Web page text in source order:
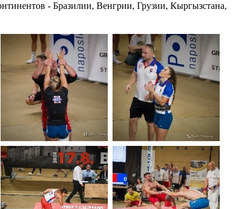
- Бразилии, Венгрии, Грузии, Кыргызстана,